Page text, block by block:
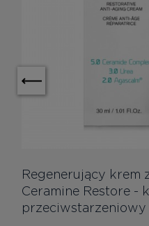
Regenerujący krem
Ceramine Restore -
przeciwstarzeniowy